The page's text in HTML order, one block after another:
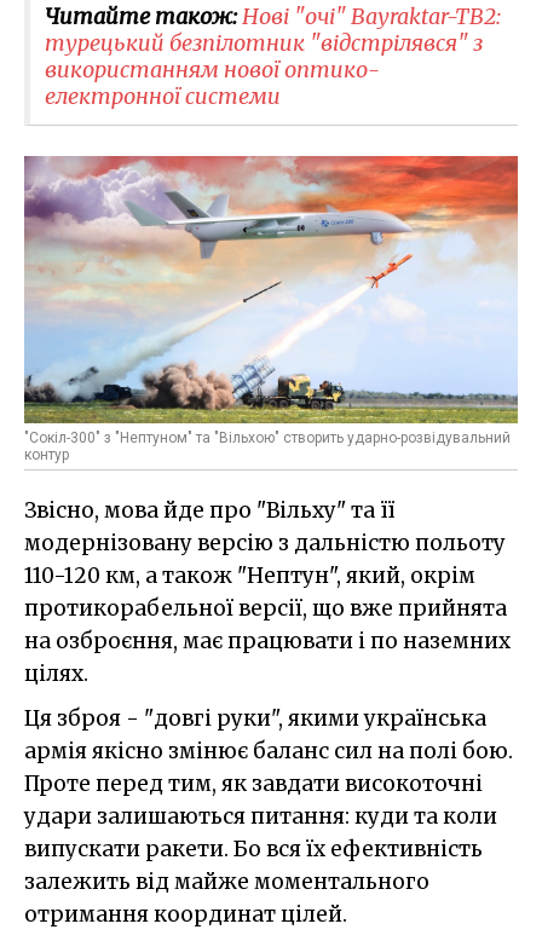
Читайте також:Нові "очі" Bayraktar-TB2:
турецький безпілотник "відстрілявся" з
використанням нової оптико-
електронної системи
"Сокіл-300" з "Нептуном" та "Вільхою" створить ударно-розвідувальний
контур
Звісно, мова йде про "Вільху" та її
модернізовану версію з дальністю польоту
110-120 км, а також "Нептун", який, окрім
протикорабельної версії, що вже прийнята
на озброєння, має працювати і по наземних
цілях.
Ця зброя - "довгі руки", якими українська
армія якісно змінює баланс сил на полі бою.
Проте перед тим, як завдати високоточні
удари залишаються питання: куди та коли
випускати ракети. Бо вся їх ефективність
залежить від майже моментального
отримання координат цілей.